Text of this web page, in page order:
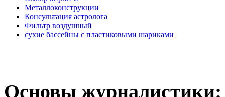
Металлоконструкции
Консультация астролога
Фильтр воздушный
сухие бассейны с пластиковыми шариками
Основы журналистики: